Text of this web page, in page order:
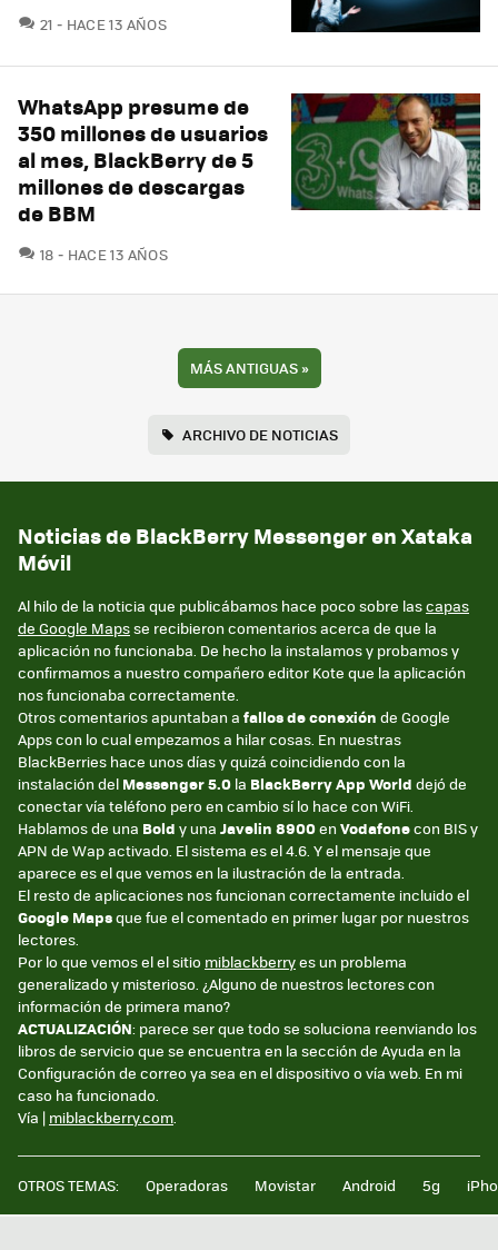
21 COMENTARIOS
HACE 13 AÑOS
WhatsApp presume de
350 millones de usuarios
al mes, BlackBerry de 5
millones de descargas
de BBM
18 COMENTARIOS
HACE 13 AÑOS
MÁS ANTIGUAS»
ARCHIVO DE NOTICIAS
Noticias de BlackBerry Messenger en Xataka
Móvil
Al hilo de la noticia que publicábamos hace poco sobre lascapas
de Google Mapsse recibieron comentarios acerca de que la
aplicación no funcionaba. De hecho la instalamos y probamos y
confirmamos a nuestro compañero editor Kote que la aplicación
nos funcionaba correctamente.
Otros comentarios apuntaban a fallos de conexión de Google
Apps con lo cual empezamos a hilar cosas. En nuestras
BlackBerries hace unos días y quizá coincidiendo con la
instalación del Messenger 5.0 la BlackBerry App World dejó de
conectar vía teléfono pero en cambio sí lo hace con WiFi.
Hablamos de una Bold y una Javelin 8900en Vodafonecon BIS y
APN de Wap activado. El sistema es el 4.6. Y el mensaje que
aparece es el que vemos en la ilustración de la entrada.
El resto de aplicaciones nos funcionan correctamente incluido el
Google Mapsque fue el comentado en primer lugar por nuestros
lectores.
Por lo que vemos el el sitio miblackberryes un problema
generalizado y misterioso. ¿Alguno de nuestros lectores con
información de primera mano?
ACTUALIZACIÓN: parece ser que todo se soluciona reenviando los
libros de servicio que se encuentra en la sección de Ayuda en la
Configuración de correo ya sea en el dispositivo o vía web. En mi
caso ha funcionado.
Vía | miblackberry.com
OTROS TEMAS: Operadoras Movistar Android 5g